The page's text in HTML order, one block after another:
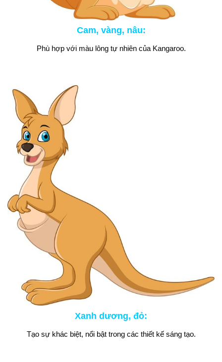
Cam, vàng, nâu:
Phù hợp với màu lông tự nhiên của Kangaroo.
Xanh dương, đỏ:
Tạo sự khác biệt, nổi bật trong các thiết kế sáng tạo.